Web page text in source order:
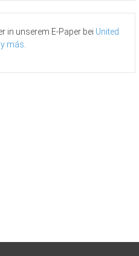
in unserem E-Paper bei United
más